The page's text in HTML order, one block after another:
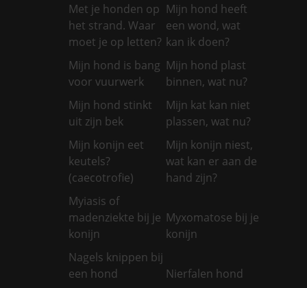
Met je honden op
het strand. Waar
moet je op letten?
Mijn hond heeft
een wond, wat
kan ik doen?
Mijn hond is bang
voor vuurwerk
Mijn hond plast
binnen, wat nu?
Mijn hond stinkt
uit zijn bek
Mijn kat kan niet
plassen, wat nu?
Mijn konijn eet
keutels?
(caecotrofie)
Mijn konijn niest,
wat kan er aan de
hand zijn?
Myiasis of
madenziekte bij je
konijn
Myxomatose bij je
konijn
Nagels knippen bij
een hond
Nierfalen hond